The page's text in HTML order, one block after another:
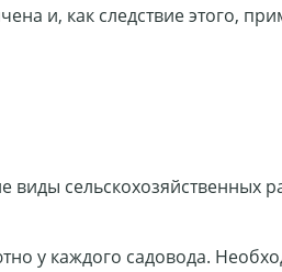
и, как следствие этого,
виды
у каждого садовода.